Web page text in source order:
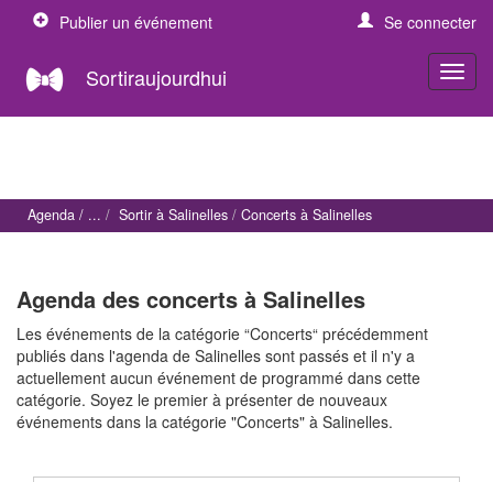
Publier un événement Se connecter
Sortiraujourdhui
Agenda Sortir à Salinelles Concerts à Salinelles
Agenda des concerts à Salinelles
Les événements de la catégorie “Concerts“ précédemment
publiés dans l'agenda de Salinelles sont passés et il n'y a
actuellement aucun événement de programmé dans cette
catégorie. Soyez le premier à présenter de nouveaux
événements dans la catégorie "Concerts" à Salinelles.